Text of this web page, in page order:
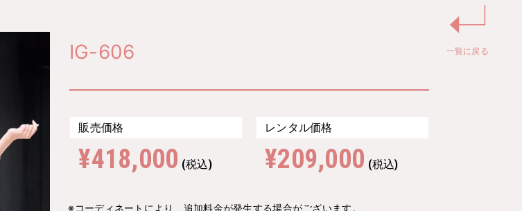
↵
一覧に戻る
IG-606
販売価格
¥418,000 (税込)
レンタル価格
¥209,000 (税込)
※コーディネートにより、追加料金が発生する場合がございます。